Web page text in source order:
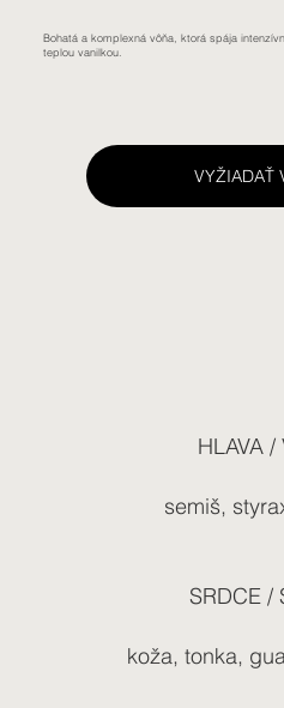
VYŽIADAŤ
Bohatá a komplexná vôňa, ktorá spája
teplou vanilkou.
HLAVA /
semiš,
SRDCE /
koža, tonka,